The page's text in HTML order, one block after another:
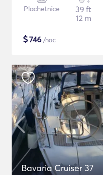
Plachetnice
39 ft
12 m
$746 /noc
Bavaria Cruiser 37